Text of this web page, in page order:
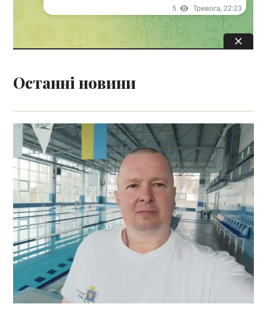
Останні новини